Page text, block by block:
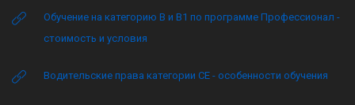
Обучение на категорию B и B1 по программе Профессионал -
стоимость и условия
Водительские права категории CE - особенности обучения